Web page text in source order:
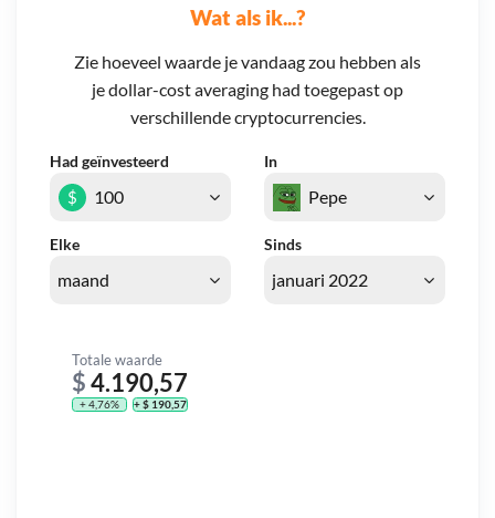
Wat als ik...?
Zie hoeveel waarde je vandaag zou hebben als
je dollar-cost averaging had toegepast op
verschillende cryptocurrencies.
Had geïnvesteerd In
Elke Sinds
$
Totale waarde
$4.190,57
+ 4,76% + $ 190,57